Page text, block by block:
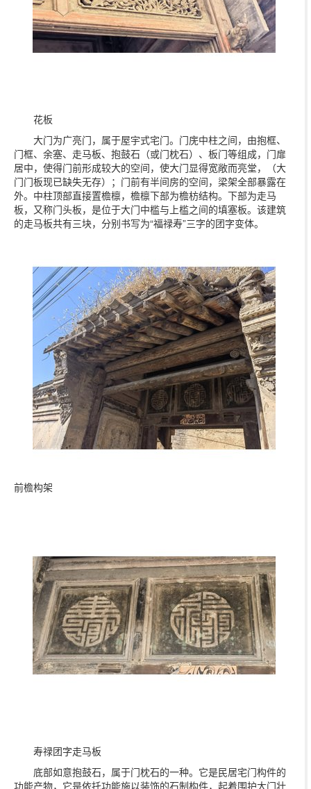
花板
大门为广亮门，属于屋宇式宅门。门庑中柱之间，由抱框、
门框、余塞、走马板、抱鼓石（或门枕石）、板门等组成，门扉
居中，使得门前形成较大的空间，使大门显得宽敞而亮堂，（大
门门板现已缺失无存）；门前有半间房的空间，梁架全部暴露在
外。中柱顶部直接置檐檩，檐檩下部为檐枋结构。下部为‌‌走马
板‌，又称‌门头板，是位于大门中槛与上槛之间的填塞板。该建筑
的走马板共有三块，分别书写为“福禄寿”三字的团字变体。
前檐构架
寿禄团字走马板
底部如意抱鼓石，属于门枕石的一种。它是民居宅门构件的
功能产物，它是依托功能施以装饰的石制构件，起着围护大门壮